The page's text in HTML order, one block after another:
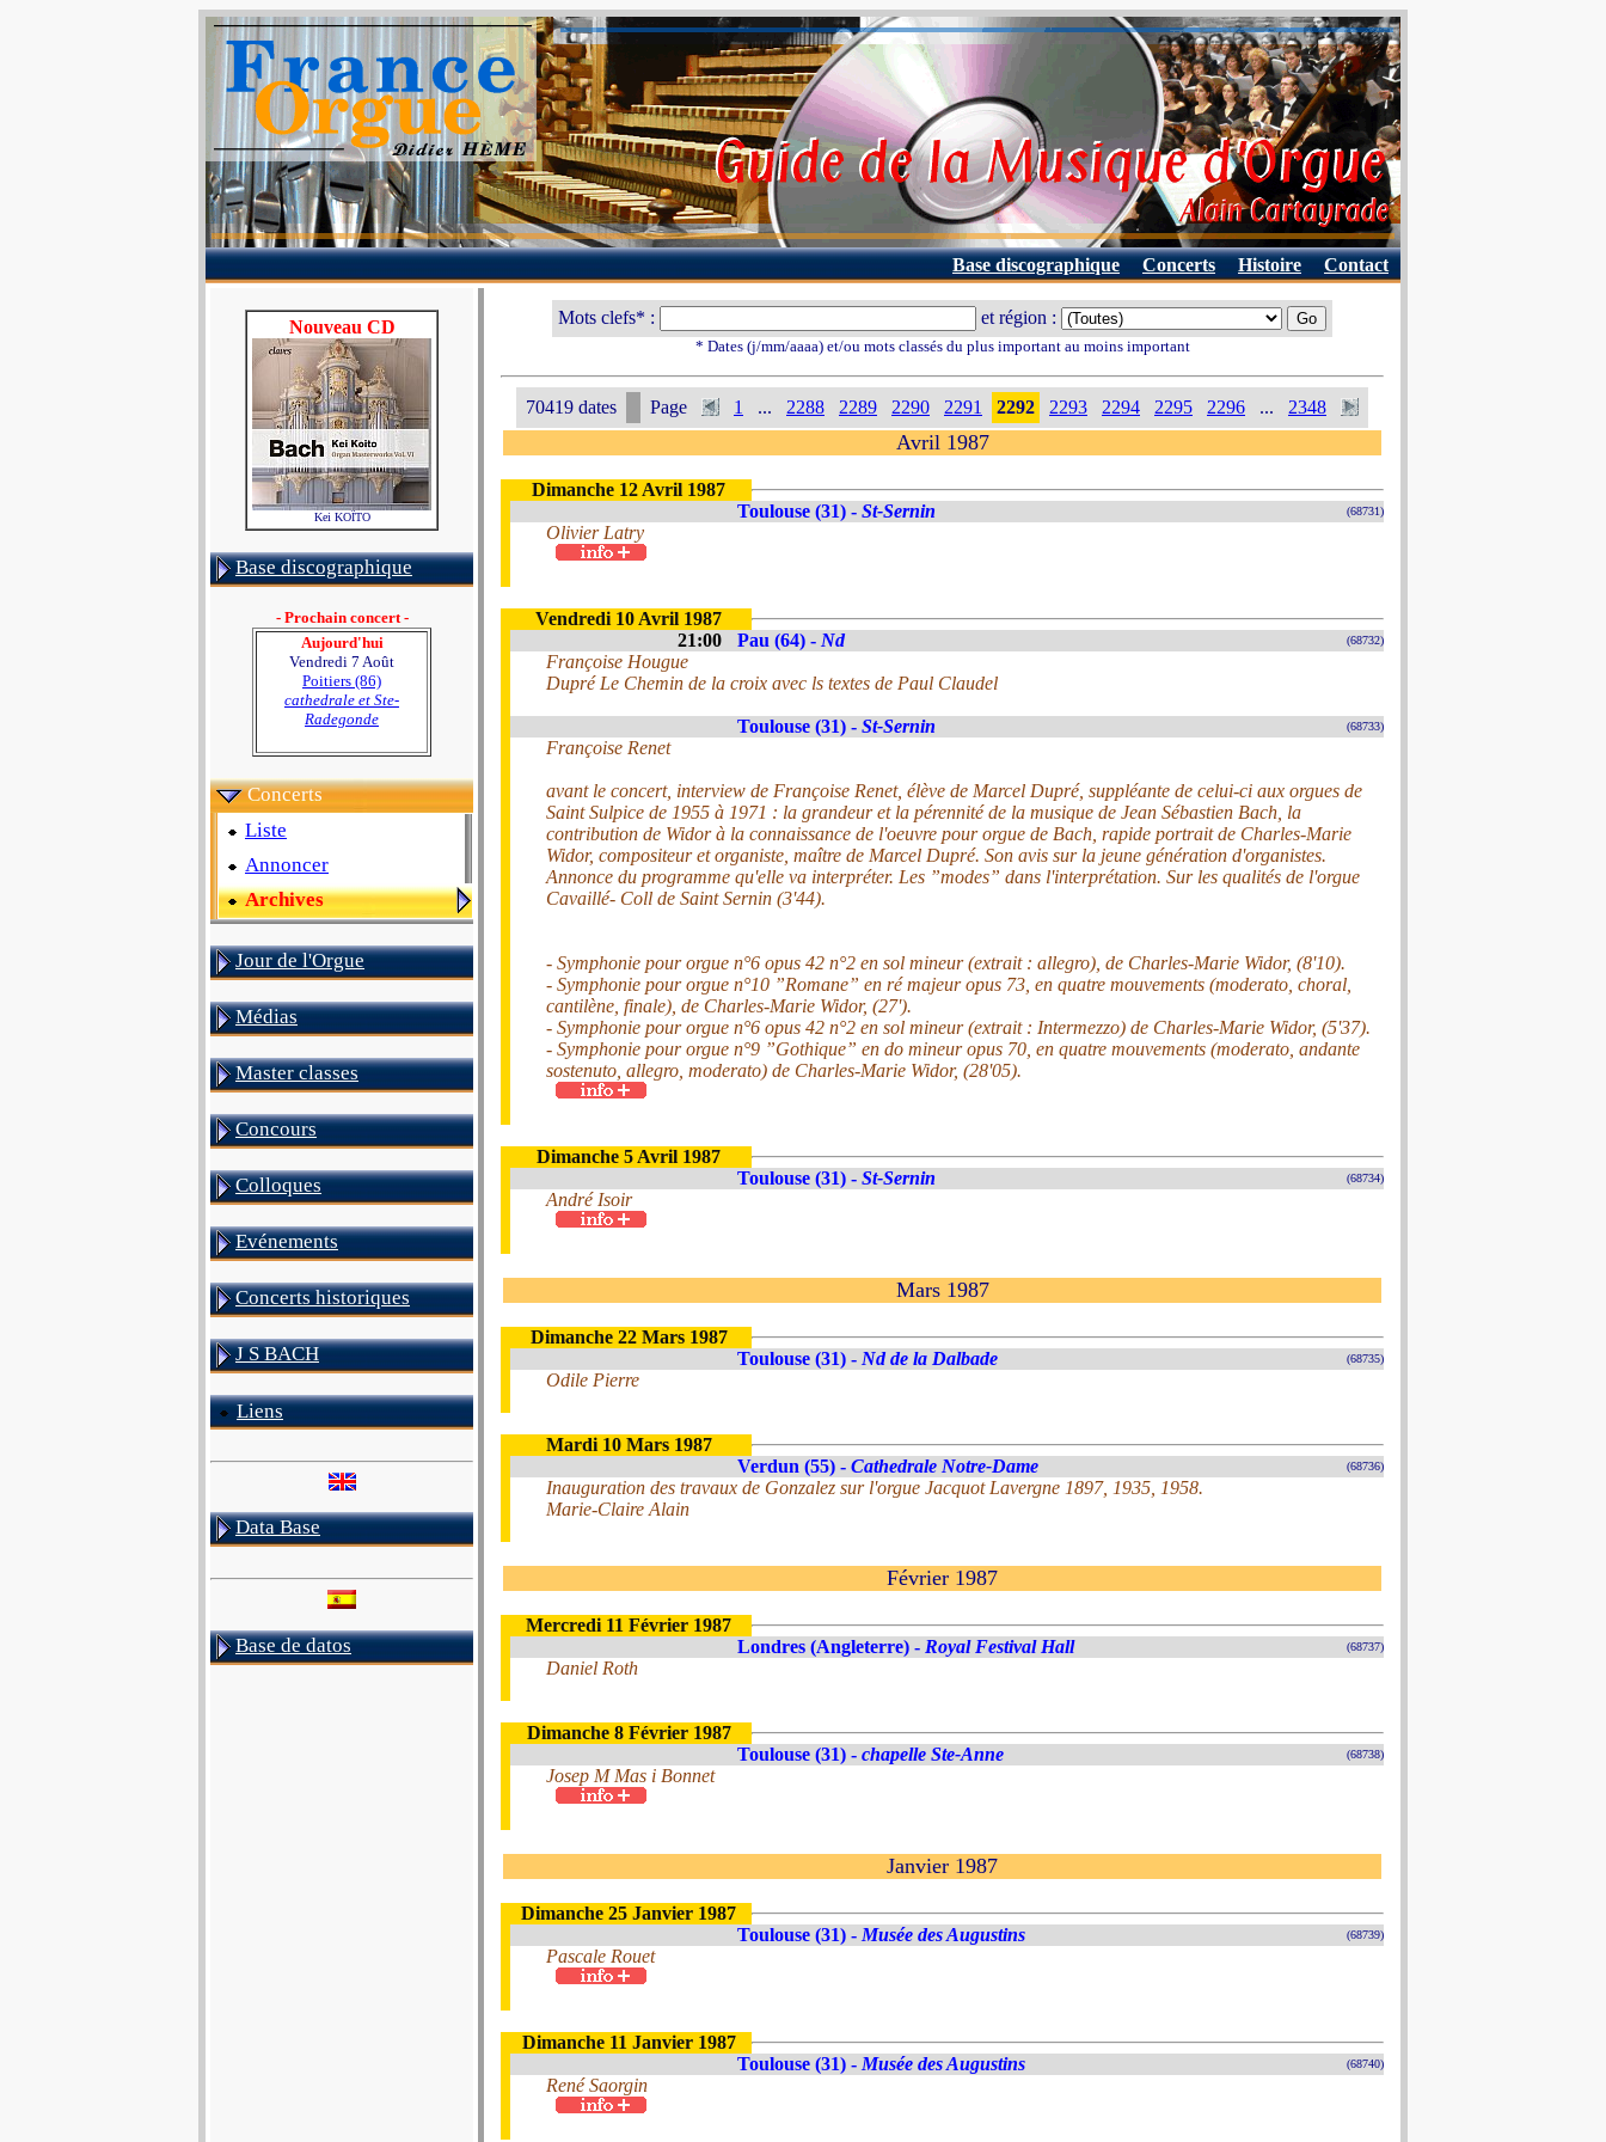
Base discographique Concerts Histoire Contact
Nouveau CD
Kei KOÏTO
Base discographique
- Prochain concert -
Aujourd'hui
Vendredi 7 Août
Poitiers (86)
cathedrale et Ste-
Radegonde
Concerts
Liste
Annoncer
Archives
Jour de l'Orgue
Médias
Master classes
Concours
Colloques
Evénements
Concerts historiques
J S BACH
Liens
Data Base
Base de datos
Mots clefs* : et région :
* Dates (j/mm/aaaa) et/ou mots classés du plus important au moins important
70419 dates Page 1 ... 2288 2289 2290 2291 2292 2293 2294 2295 2296 ... 2348
Avril 1987
Dimanche 12 Avril 1987
Toulouse (31) - St-Sernin (68731)
Olivier Latry
Vendredi 10 Avril 1987
21:00
Pau (64) - Nd (68732)
Françoise Hougue
Dupré Le Chemin de la croix avec ls textes de Paul Claudel
Toulouse (31) - St-Sernin (68733)
Françoise Renet
avant le concert, interview de Françoise Renet, élève de Marcel Dupré, suppléante de celui-ci aux orgues de
Saint Sulpice de 1955 à 1971 : la grandeur et la pérennité de la musique de Jean Sébastien Bach, la
contribution de Widor à la connaissance de l'oeuvre pour orgue de Bach, rapide portrait de Charles-Marie
Widor, compositeur et organiste, maître de Marcel Dupré. Son avis sur la jeune génération d'organistes.
Annonce du programme qu'elle va interpréter. Les ”modes” dans l'interprétation. Sur les qualités de l'orgue
Cavaillé- Coll de Saint Sernin (3'44).
- Symphonie pour orgue n°6 opus 42 n°2 en sol mineur (extrait : allegro), de Charles-Marie Widor, (8'10).
- Symphonie pour orgue n°10 ”Romane” en ré majeur opus 73, en quatre mouvements (moderato, choral,
cantilène, finale), de Charles-Marie Widor, (27').
- Symphonie pour orgue n°6 opus 42 n°2 en sol mineur (extrait : Intermezzo) de Charles-Marie Widor, (5'37).
- Symphonie pour orgue n°9 ”Gothique” en do mineur opus 70, en quatre mouvements (moderato, andante
sostenuto, allegro, moderato) de Charles-Marie Widor, (28'05).
Dimanche 5 Avril 1987
Toulouse (31) - St-Sernin (68734)
André Isoir
Mars 1987
Dimanche 22 Mars 1987
Toulouse (31) - Nd de la Dalbade (68735)
Odile Pierre
Mardi 10 Mars 1987
Verdun (55) - Cathedrale Notre-Dame (68736)
Inauguration des travaux de Gonzalez sur l'orgue Jacquot Lavergne 1897, 1935, 1958.
Marie-Claire Alain
Février 1987
Mercredi 11 Février 1987
Londres (Angleterre) - Royal Festival Hall (68737)
Daniel Roth
Dimanche 8 Février 1987
Toulouse (31) - chapelle Ste-Anne (68738)
Josep M Mas i Bonnet
Janvier 1987
Dimanche 25 Janvier 1987
Toulouse (31) - Musée des Augustins (68739)
Pascale Rouet
Dimanche 11 Janvier 1987
Toulouse (31) - Musée des Augustins (68740)
René Saorgin